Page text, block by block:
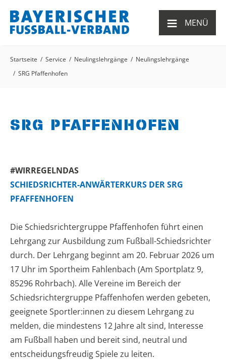
≡ MENÜ
Startseite Service Neulingslehrgänge
Neulingslehrgänge
SRG Pfaffenhofen
SRG PFAFFENHOFEN
#WIRREGELNDAS
SCHIEDSRICHTER-ANWÄRTERKURS DER SRG
PFAFFENHOFEN
Die Schiedsrichtergruppe Pfaffenhofen führt einen
Lehrgang zur Ausbildung zum Fußball-Schiedsrichter
durch. Der Lehrgang beginnt am 20. Februar 2026 um
17 Uhr im Sportheim Fahlenbach (Am Sportplatz 9,
85296 Rohrbach). Alle Vereine im Bereich der
Schiedsrichtergruppe Pfaffenhofen werden gebeten,
geeignete Sportler:innen zu diesem Lehrgang zu
melden, die mindestens 12 Jahre alt sind, Interesse
am Fußball haben und bereit sind, neutral und
entscheidungsfreudig Spiele zu leiten.